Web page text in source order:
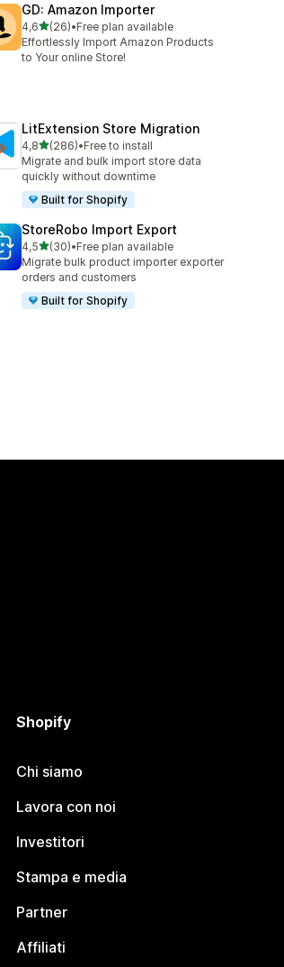
GD: Amazon Importer
4,6stelle su 5
(26)
26 recensioni totali
•Free plan available
Effortlessly Import Amazon Products
to Your online Store!
LitExtension Store Migration
4,8stelle su 5
(286)
286 recensioni totali
•Free to install
Migrate and bulk import store data
quickly without downtime
Built for Shopify
StoreRobo Import Export
4,5stelle su 5
(30)
30 recensioni totali
•Free plan available
Migrate bulk product importer exporter
orders and customers
Built for Shopify
Shopify
Chi siamo
Lavora con noi
Investitori
Stampa e media
Partner
Affiliati